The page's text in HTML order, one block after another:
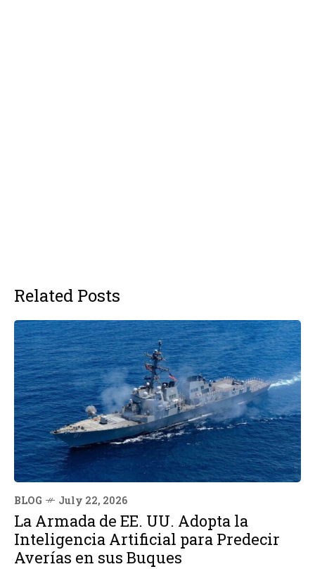
Related Posts
BLOG July 22, 2026
La Armada de EE. UU. Adopta la
Inteligencia Artificial para Predecir
Averías en sus Buques